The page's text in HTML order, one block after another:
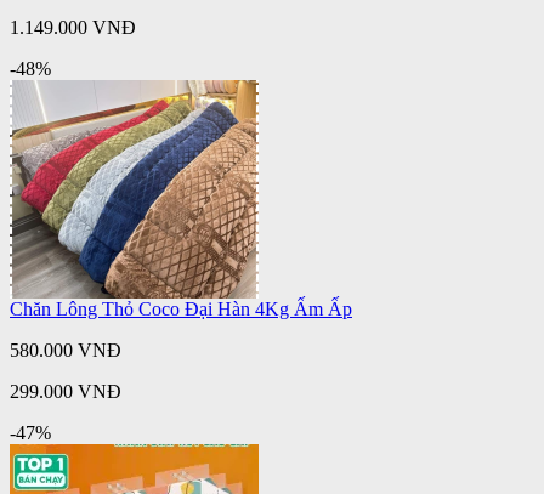
1.149.000 VNĐ
-48%
Chăn Lông Thỏ Coco Đại Hàn 4Kg Ấm Ấp
580.000 VNĐ
299.000 VNĐ
-47%